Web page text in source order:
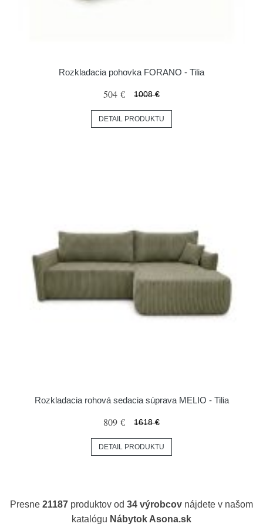
Rozkladacia pohovka FORANO - Tilia
504 € 1008 €
DETAIL PRODUKTU
Rozkladacia rohová sedacia súprava MELIO - Tilia
809 € 1618 €
DETAIL PRODUKTU
Presne 21187 produktov od 34 výrobcov nájdete v našom
katalógu Nábytok Asona.sk